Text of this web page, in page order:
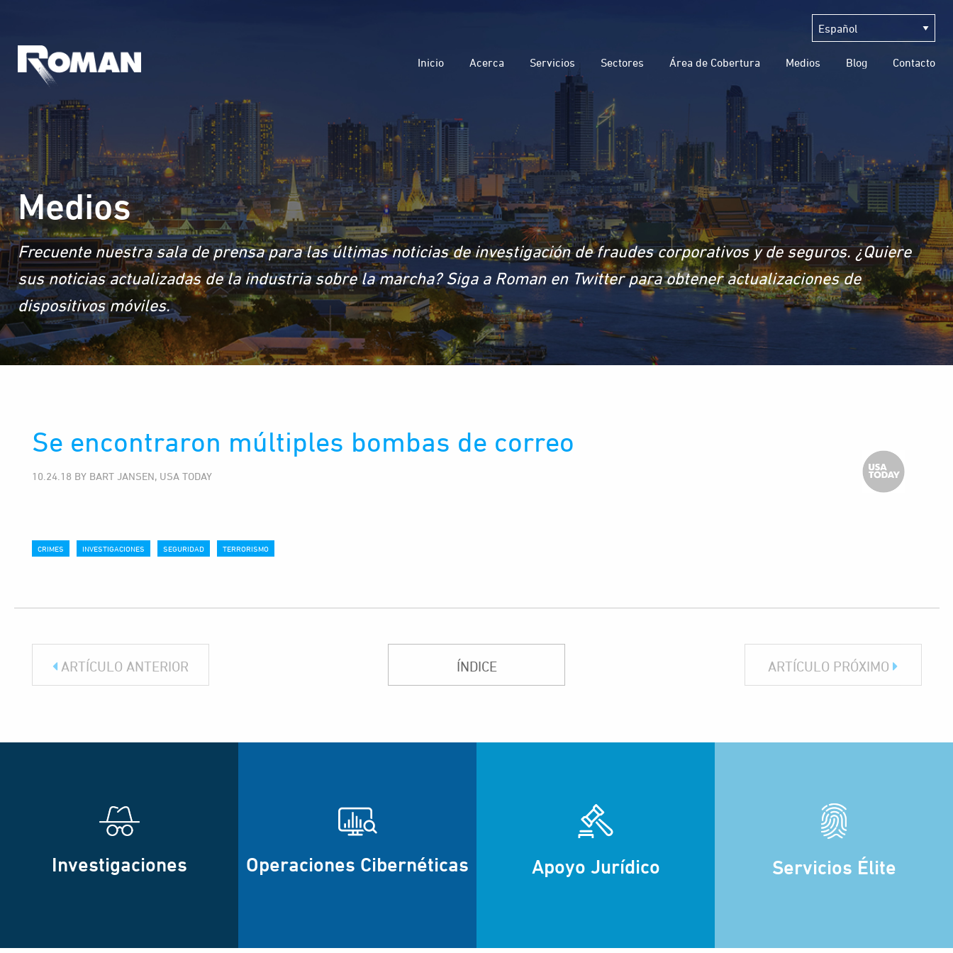
Inicio Acerca Servicios Sectores Área de Cobertura Medios Blog Contacto
Medios
Frecuente nuestra sala de prensa para las últimas noticias de investigación de fraudes corporativos y de seguros. ¿Quiere
sus noticias actualizadas de la industria sobre la marcha? Siga a Roman en Twitter para obtener actualizaciones de
dispositivos móviles.
Se encontraron múltiples bombas de correo
10.24.18 BY BART JANSEN, USA TODAY
CRIMES INVESTIGACIONES SEGURIDAD TERRORISMO
ARTÍCULO ANTERIOR ÍNDICE ARTÍCULO PRÓXIMO
Investigaciones Operaciones Cibernéticas Apoyo Jurídico Servicios Élite